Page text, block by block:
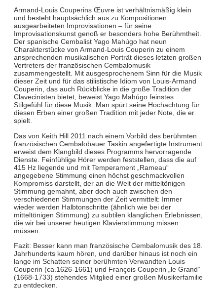
Armand-Louis Couperins Œuvre ist verhältnismäßig klein
und besteht hauptsächlich aus zu Kompositionen
ausgearbeiteten Improvisationen – für seine
Improvisationskunst genoß er besonders hohe Berühmtheit.
Der spanische Cembalist Yago Mahúgo hat neun
Charakterstücke von Armand-Louis Couperin zu einem
ansprechenden musikalischen Porträt dieses letzten großen
Vertreters der französischen Cembalomusik
zusammengestellt. Mit ausgesprochenem Sinn für die Musik
dieser Zeit und für das stilistische Idiom von Louis-Armand
Couperin, das auch Rückblicke in die große Tradition der
Clavecinisten bietet, beweist Yago Mahúgo feinstes
Stilgefühl für diese Musik: Man spürt seine Hochachtung für
diesen Erben einer großen Tradition mit jeder Note, die er
spielt.
Das von Keith Hill 2011 nach einem Vorbild des berühmten
französischen Cembalobauer Taskin angefertigte Instrument
erweist dem Klangbild dieses Programms hervorragende
Dienste. Feinfühlige Hörer werden feststellen, dass die auf
415 Hz liegende und mit Temperament „Rameau“
angegebene Stimmung einen höchst geschmackvollen
Kompromiss darstellt, der an die Welt der mitteltönigen
Stimmung gemahnt, aber doch auch zwischen den
verschiedenen Stimmungen der Zeit vermittelt: Immer
wieder werden Halbtonschritte (ähnlich wie bei der
mitteltönigen Stimmung) zu subtilen klanglichen Erlebnissen,
die wir bei unserer heutigen Klavierstimmung missen
müssen.
Fazit: Besser kann man französische Cembalomusik des 18.
Jahrhunderts kaum hören, und darüber hinaus ist noch ein
lange im Schatten seiner berühmten Verwandten Louis
Couperin (ca.1626-1661) und François Couperin „le Grand“
(1668-1733) stehendes Mitglied einer großen Musikerfamilie
zu entdecken.